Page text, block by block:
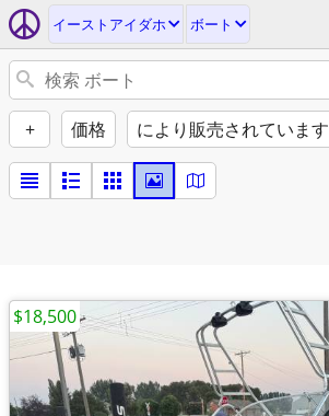
イーストアイダホ ボート
+ 価格 により販売されています
$18,500